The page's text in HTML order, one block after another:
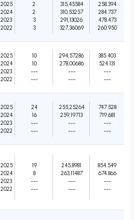
2025
2024
2023
2022
2
2
3
3
315,45584
310,53257
291,13026
327,36069
258.394
284.737
478.473
260.950
2025
2024
2023
2022
10
10
---
---
294,57286
278,00686
---
---
385.403
524.131
---
---
2025
2024
2023
2022
24
16
---
---
255,25264
259,19713
---
---
747.528
719.681
---
---
2025
2024
2023
2022
19
8
---
---
245,8981
263,11487
---
---
854.549
674.866
---
---